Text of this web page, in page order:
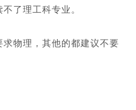
了理工科专业。
求物理，其他的都建议不要